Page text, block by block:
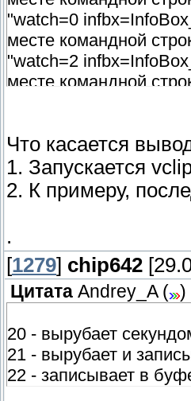
"watch=0
месте командной
"watch=2
месте командной
Что касается
1. Запускается
2. К примеру,
.
[1279] chip642
Цитата Andrey_A( )
20 - вырубает
21 - вырубает и
22 - записывает в